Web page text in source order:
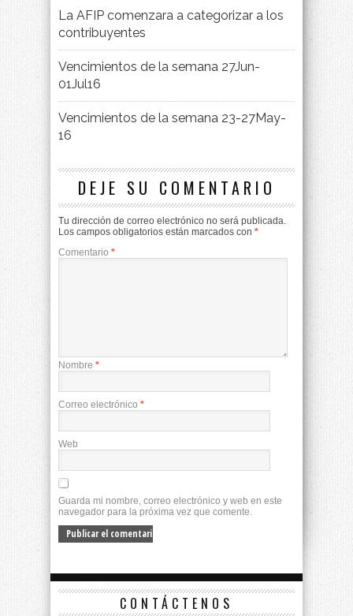
La AFIP comenzara a categorizar a los
contribuyentes
Vencimientos de la semana 27Jun-
01Jul16
Vencimientos de la semana 23-27May-
16
DEJE SU COMENTARIO
Tu dirección de correo electrónico no será publicada.
Los campos obligatorios están marcados con *
Comentario *
Nombre *
Correo electrónico *
Web
Guarda mi nombre, correo electrónico y web en este
navegador para la próxima vez que comente.
CONTÁCTENOS